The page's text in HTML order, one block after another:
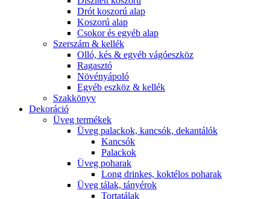
Drót koszorú alap
Koszorú alap
Csokor és egyéb alap
Szerszám & kellék
Olló, kés & egyéb vágóeszköz
Ragasztó
Növényápoló
Egyéb eszköz & kellék
Szakkönyv
Dekoráció
Üveg termékek
Üveg palackok, kancsók, dekantálók
Kancsók
Palackok
Üveg poharak
Long drinkes, koktélos poharak
Üveg tálak, tányérok
Tortatálak